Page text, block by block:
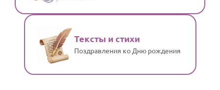
Тексты и стихи
Поздравления ко Дню рождения